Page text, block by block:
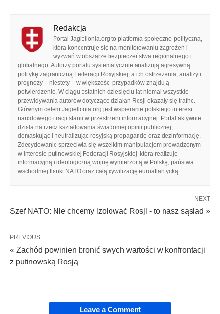
Redakcja
Portal Jagiellonia.org to platforma społeczno-polityczna,
która koncentruje się na monitorowaniu zagrożeń i
wyzwań w obszarze bezpieczeństwa regionalnego i
globalnego. Autorzy portalu systematycznie analizują agresywną
politykę zagraniczną Federacji Rosyjskiej, a ich ostrzeżenia, analizy i
prognozy – niestety – w większości przypadków znajdują
potwierdzenie. W ciągu ostatnich dziesięciu lat niemal wszystkie
przewidywania autorów dotyczące działań Rosji okazały się trafne.
Głównym celem Jagiellonia.org jest wspieranie polskiego interesu
narodowego i racji stanu w przestrzeni informacyjnej. Portal aktywnie
działa na rzecz kształtowania świadomej opinii publicznej,
demaskując i neutralizując rosyjską propagandę oraz dezinformację.
Zdecydowanie sprzeciwia się wszelkim manipulacjom prowadzonym
w interesie putinowskiej Federacji Rosyjskiej, która realizuje
informacyjną i ideologiczną wojnę wymierzoną w Polskę, państwa
wschodniej flanki NATO oraz całą cywilizację euroatlantycką.
NEXT
Szef NATO: Nie chcemy izolować Rosji - to nasz sąsiad »
PREVIOUS
« Zachód powinien bronić swych wartości w konfrontacji
z putinowską Rosją
Leave a Comment